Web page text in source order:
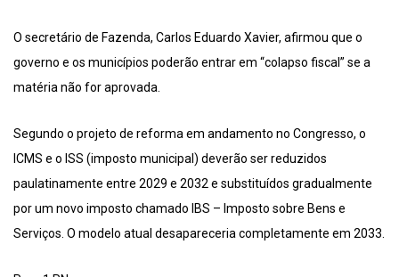
O secretário de Fazenda, Carlos Eduardo Xavier, afirmou que o
governo e os municípios poderão entrar em “colapso fiscal” se a
matéria não for aprovada.
Segundo o projeto de reforma em andamento no Congresso, o
ICMS e o ISS (imposto municipal) deverão ser reduzidos
paulatinamente entre 2029 e 2032 e substituídos gradualmente
por um novo imposto chamado IBS – Imposto sobre Bens e
Serviços. O modelo atual desapareceria completamente em 2033.